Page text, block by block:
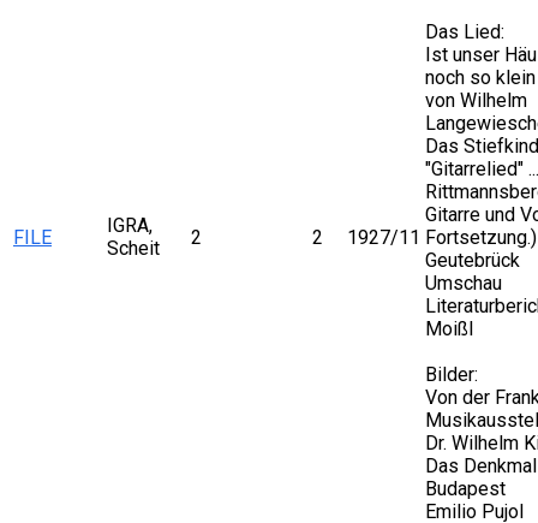
FILE
IGRA,
Scheit
2 2 1927/11
Das Lied:
Ist unser
noch so klein
von Wilhelm
Das Stiefkind
"Gitarrelied"
Gitarre und
Geutebrück
Umschau
Moißl
Bilder:
Von der
Dr. Wilhelm
Das
Budapest
Emilio Pujol